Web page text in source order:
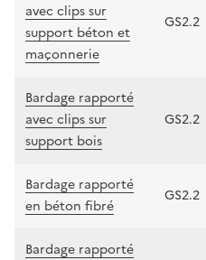
avec clips sur
support béton et
maçonnerie
GS2.2
Bardage rapporté
avec clips sur
support bois
GS2.2
Bardage rapporté
en béton fibré
GS2.2
Bardage rapporté